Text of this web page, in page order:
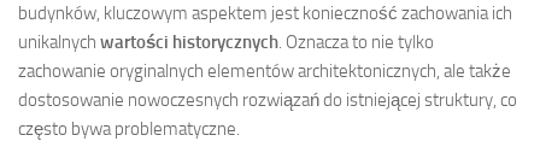
budynków, kluczowym aspektem jest konieczność zachowania ich
unikalnych wartości historycznych. Oznacza to nie tylko
zachowanie oryginalnych elementów architektonicznych, ale także
dostosowanie nowoczesnych rozwiązań do istniejącej struktury, co
często bywa problematyczne.